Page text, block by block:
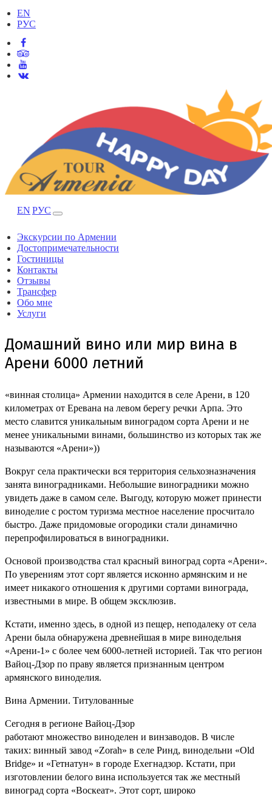
EN
РУС
EN РУС
Экскурсии по Армении
Достопримечательности
Гостиницы
Контакты
Отзывы
Трансфер
Обо мне
Услуги
Домашний вино или мир вина в
Арени 6000 летний
«винная столица» Армении находится в селе Арени, в 120
километрах от Еревана на левом берегу речки Арпа. Это
место славится уникальным виноградом сорта Арени и не
менее уникальными винами, большинство из которых так же
называются «Арени»))
Вокруг села практически вся территория сельхозназначения
занята виноградниками. Небольшие виноградники можно
увидеть даже в самом селе. Выгоду, которую может принести
виноделие с ростом туризма местное население просчитало
быстро. Даже придомовые огородики стали динамично
перепрофилироваться в виноградники.
Основой производства стал красный виноград сорта «Арени».
По уверениям этот сорт является исконно армянским и не
имеет никакого отношения к другими сортами винограда,
известными в мире. В общем эксклюзив.
Кстати, именно здесь, в одной из пещер, неподалеку от села
Арени была обнаружена древнейшая в мире винодельня
«Арени-1» с более чем 6000-летней историей. Так что регион
Вайоц-Дзор по праву является признанным центром
армянского виноделия.
Вина Армении. Титулованные
Сегодня в регионе Вайоц-Дзор
работают множество виноделен и винзаводов. В числе
таких: винный завод «Zorah» в селе Ринд, винодельни «Old
Bridge» и «Гетнатун» в городе Ехегнадзор. Кстати, при
изготовлении белого вина используется так же местный
виноград сорта «Воскеат». Этот сорт, широко